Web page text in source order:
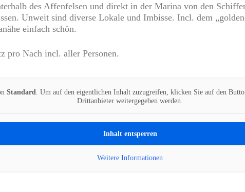
des Affenfelsen und direkt in der Marina von den
Unweit sind diverse Lokale und Imbisse. Incl. dem
einfach schön.
pro Nach incl. aller Personen.
Standard
. Um auf den eigentlichen Inhalt zuzugreifen, klicken Sie auf den
Drittanbieter weitergegeben werden.
Inhalt entsperren
Weitere Informationen